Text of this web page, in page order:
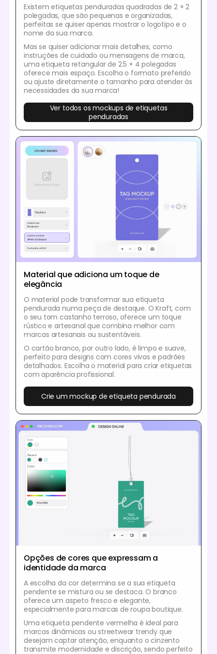
Existem etiquetas penduradas quadradas de 2 × 2
polegadas, que são pequenas e organizadas,
perfeitas se quiser apenas mostrar o logotipo e o
nome da sua marca.
Mas se quiser adicionar mais detalhes, como
instruções de cuidado ou mensagens de marca,
uma etiqueta retangular de 2.5 × 4 polegadas
oferece mais espaço. Escolha o formato preferido
ou ajuste diretamente o tamanho para atender às
necessidades da sua marca!
Ver todos os mockups de etiquetas
penduradas
Material que adiciona um toque de
elegância
O material pode transformar sua etiqueta
pendurada numa peça de destaque. O Kraft, com
o seu tom castanho terroso, oferece um toque
rústico e artesanal que combina melhor com
marcas artesanais ou sustentáveis.
O cartão branco, por outro lado, é limpo e suave,
perfeito para designs com cores vivas e padrões
detalhados. Escolha o material para criar etiquetas
com aparência profissional.
Crie um mockup de etiqueta pendurada
Opções de cores que expressam a
identidade da marca
A escolha da cor determina se a sua etiqueta
pendente se mistura ou se destaca. O branco
oferece um aspeto fresco e elegante,
especialmente para marcas de roupa boutique.
Uma etiqueta pendente vermelha é ideal para
marcas dinâmicas ou streetwear trendy que
desejam captar atenção, enquanto o cinzento
transmite modernidade e discrição, sendo perfeito